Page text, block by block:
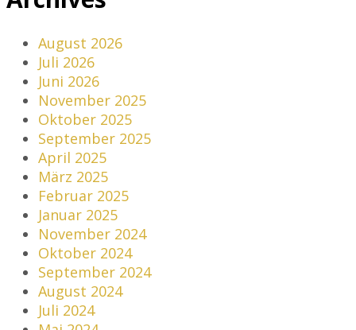
August 2026
Juli 2026
Juni 2026
November 2025
Oktober 2025
September 2025
April 2025
März 2025
Februar 2025
Januar 2025
November 2024
Oktober 2024
September 2024
August 2024
Juli 2024